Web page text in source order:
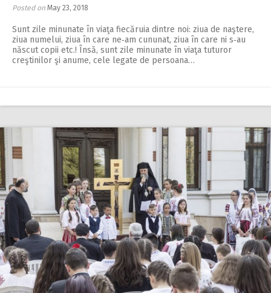
Posted on May 23, 2018
Sunt zile minunate în viaţa fiecăruia dintre noi: ziua de naştere,
ziua numelui, ziua în care ne‑am cununat, ziua în care ni s‑au
născut copii etc.! Însă, sunt zile minunate în viaţa tuturor
creştinilor şi anume, cele legate de persoana…